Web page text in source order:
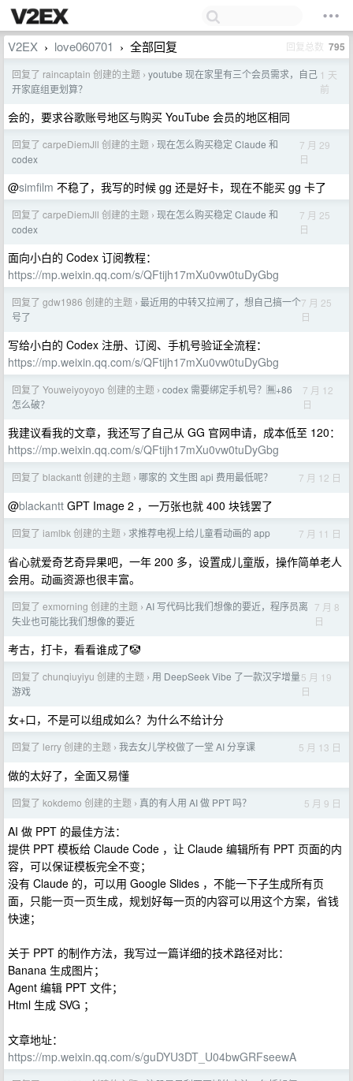
V2EX › love060701 › 全部回复 回复总数 795
回复了 raincaptain 创建的主题 › youtube 现在家里有三个会员需求，自己
开家庭组更划算？
1 天
前
会的，要求谷歌账号地区与购买 YouTube 会员的地区相同
回复了 carpeDiemJll 创建的主题 › 现在怎么购买稳定 Claude 和
codex
7 月 29
日
@simfilm 不稳了，我写的时候 gg 还是好卡，现在不能买 gg 卡了
回复了 carpeDiemJll 创建的主题 › 现在怎么购买稳定 Claude 和
codex
7 月 25
日
面向小白的 Codex 订阅教程：
https://mp.weixin.qq.com/s/QFtijh17mXu0vw0tuDyGbg
回复了 gdw1986 创建的主题 › 最近用的中转又拉闸了，想自己搞一个
号了
7 月 25
日
写给小白的 Codex 注册、订阅、手机号验证全流程：
https://mp.weixin.qq.com/s/QFtijh17mXu0vw0tuDyGbg
回复了 Youweiyoyoyo 创建的主题 › codex 需要绑定手机号？🈚️+86
怎么破？
7 月 12
日
我建议看我的文章，我还写了自己从 GG 官网申请，成本低至 120：
https://mp.weixin.qq.com/s/QFtijh17mXu0vw0tuDyGbg
回复了 blackantt 创建的主题 › 哪家的 文生图 api 费用最低呢？ 7 月 12 日
@blackantt GPT Image 2 ，一万张也就 400 块钱罢了
回复了 iamlbk 创建的主题 › 求推荐电视上给儿童看动画的 app 7 月 11 日
省心就爱奇艺奇异果吧，一年 200 多，设置成儿童版，操作简单老人
会用。动画资源也很丰富。
回复了 exmorning 创建的主题 › AI 写代码比我们想像的要近，程序员离
失业也可能比我们想像的要近
7 月 8
日
考古，打卡，看看谁成了🤡
回复了 chunqiuyiyu 创建的主题 › 用 DeepSeek Vibe 了一款汉字增量
游戏
5 月 19
日
女+口，不是可以组成如么？为什么不给计分
回复了 lerry 创建的主题 › 我去女儿学校做了一堂 AI 分享课 5 月 13 日
做的太好了，全面又易懂
回复了 kokdemo 创建的主题 › 真的有人用 AI 做 PPT 吗？ 5 月 9 日
AI 做 PPT 的最佳方法：
提供 PPT 模板给 Claude Code ，让 Claude 编辑所有 PPT 页面的内
容，可以保证模板完全不变；
没有 Claude 的，可以用 Google Slides ，不能一下子生成所有页
面，只能一页一页生成，规划好每一页的内容可以用这个方案，省钱
快速；
关于 PPT 的制作方法，我写过一篇详细的技术路径对比：
Banana 生成图片；
Agent 编辑 PPT 文件；
Html 生成 SVG ；
文章地址：
https://mp.weixin.qq.com/s/guDYU3DT_U04bwGRFseewA